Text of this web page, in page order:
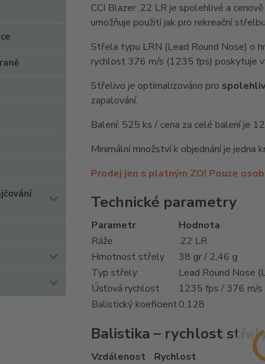
CCI Blazer .22 LR je spolehlivé a
umožňuje použití jak pro rekreační
Střela typu LRN (Lead Round Nose) o
rychlost 376 m/s (1235 fps) poskytuje
Střelivo je optimalizováno pro
zapalování.
Balení: 525 ks / cena za celé balení je
Minimální množství k objednání je jedna
Prodej jen s platným ZO! Pouze
Technické parametry
Parametr
Hodnota
Ráže
.22 LR
Hmotnost střely
38 gr / 2,46 g
Typ střely
Lead Round Nose
Úsťová rychlost
1235 fps / 376 m/s
Balistický koeficient0,128
Balistika – rychlost střely
Vzdálenost
Rychlost